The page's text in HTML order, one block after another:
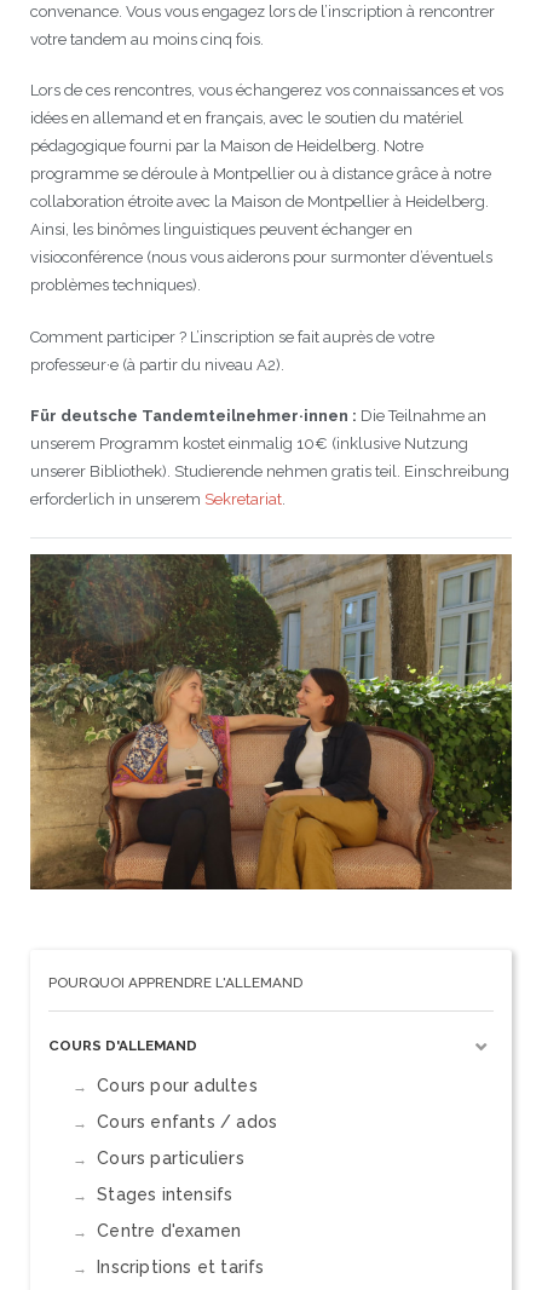
Anmeldung für deutsche Klassen
Actualités
convenance. Vous vous engagez lors de l’inscription à rencontrer
votre tandem au moins cinq fois.
Lors de ces rencontres, vous échangerez vos connaissances et vos
idées en allemand et en français, avec le soutien du matériel
pédagogique fourni par la Maison de Heidelberg. Notre
programme se déroule à Montpellier ou à distance grâce à notre
collaboration étroite avec la Maison de Montpellier à Heidelberg.
Ainsi, les binômes linguistiques peuvent échanger en
visioconférence (nous vous aiderons pour surmonter d’éventuels
problèmes techniques).
Comment participer ? L’inscription se fait auprès de votre
professeur·e (à partir du niveau A2).
Für deutsche Tandemteilnehmer·innen : Die Teilnahme an
unserem Programm kostet einmalig 10€ (inklusive Nutzung
unserer Bibliothek). Studierende nehmen gratis teil. Einschreibung
erforderlich in unserem Sekretariat.
POURQUOI APPRENDRE L'ALLEMAND
COURS D'ALLEMAND
Cours pour adultes
Cours enfants / ados
Cours particuliers
Stages intensifs
Centre d'examen
Inscriptions et tarifs